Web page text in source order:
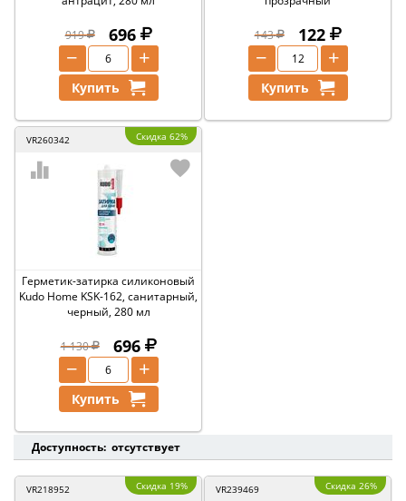
919 696
+
−
Купить
143 122
+
−
Купить
VR260342 Скидка 62%
Герметик-затирка силиконовый
Kudo Home KSK-162, санитарный,
черный, 280 мл
1 130 696
+
−
Купить
Доступность: отсутствует
VR218952 Скидка 19% VR239469 Скидка 26%